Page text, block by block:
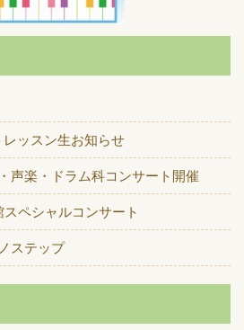
ッスン生お知らせ
声楽・ドラム科コンサート開催
ペシャルコンサート
ステップ